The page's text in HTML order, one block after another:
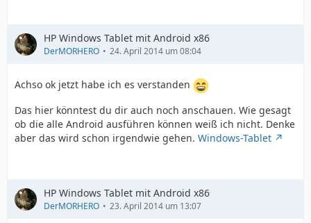
HP Windows Tablet mit Android x86
DerMORHERO 24. April 2014 um 08:04
Achso ok jetzt habe ich es verstanden
Das hier könntest du dir auch noch anschauen. Wie gesagt
ob die alle Android ausführen können weiß ich nicht. Denke
aber das wird schon irgendwie gehen. Windows-Tablet
HP Windows Tablet mit Android x86
DerMORHERO 23. April 2014 um 13:07